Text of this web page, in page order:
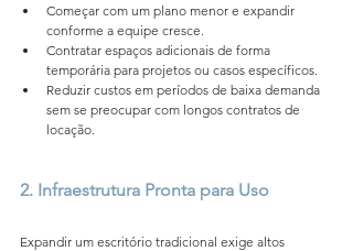
Começar com um plano menor e expandir
conforme a equipe cresce.
Contratar espaços adicionais de forma
temporária para projetos ou casos específicos.
Reduzir custos em períodos de baixa demanda
sem se preocupar com longos contratos de
locação.
2. Infraestrutura Pronta para Uso
Expandir um escritório tradicional exige altos